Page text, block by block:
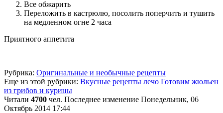
Все обжарить
Переложить в кастрюлю, посолить поперчить и тушить
на медленном огне 2 часа
Приятного аппетита
Рубрика: Оригинальные и необычные рецепты
Еще из этой рубрики: Вкусные рецепты лечо Готовим жюльен
из грибов и курицы
Читали 4700 чел. Последнее изменение Понедельник, 06
Октябрь 2014 17:44